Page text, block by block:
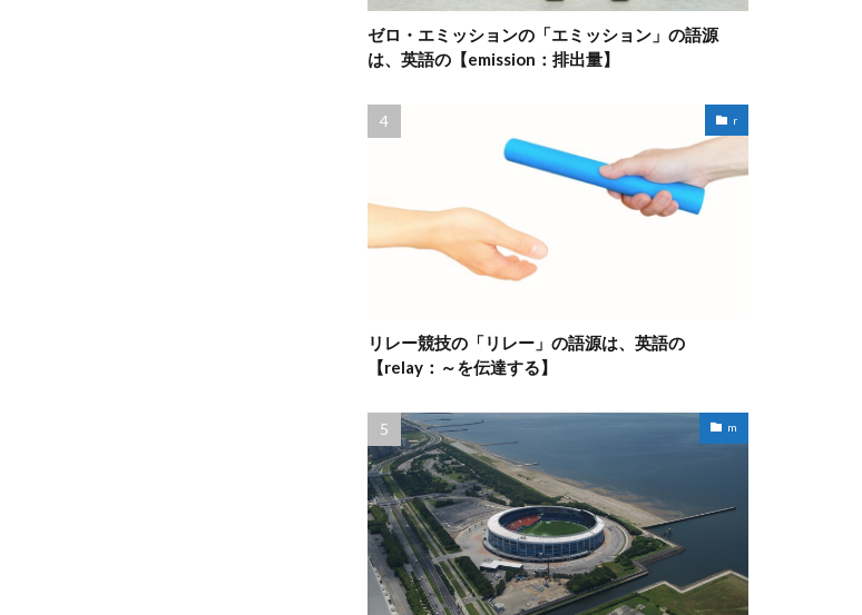
ゼロ・エミッションの「エミッション」の語源
は、英語の【emission：排出量】
r
リレー競技の「リレー」の語源は、英語の
【relay：～を伝達する】
m